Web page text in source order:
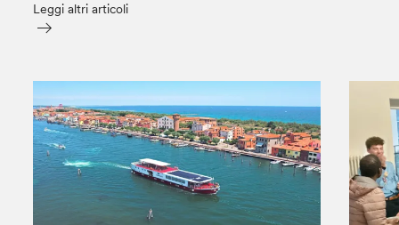
Leggi altri articoli